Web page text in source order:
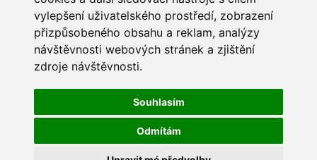
vylepšení uživatelského prostředí, zobrazení
přizpůsobeného obsahu a reklam, analýzy
návštěvnosti webových stránek a zjištění
zdroje návštěvnosti.
Souhlasím
Odmítám